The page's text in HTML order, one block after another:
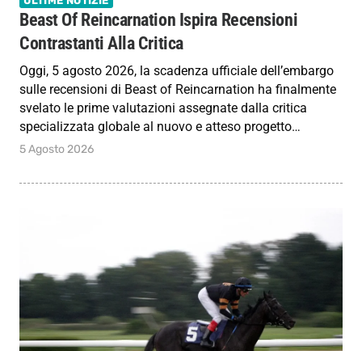
Beast Of Reincarnation Ispira Recensioni
Contrastanti Alla Critica
Oggi, 5 agosto 2026, la scadenza ufficiale dell’embargo
sulle recensioni di Beast of Reincarnation ha finalmente
svelato le prime valutazioni assegnate dalla critica
specializzata globale al nuovo e atteso progetto…
5 Agosto 2026